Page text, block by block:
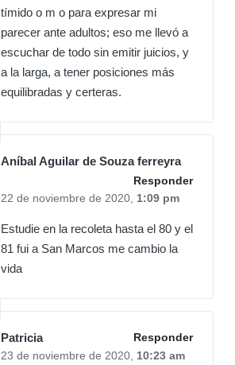
tímido o m o para expresar mi
parecer ante adultos; eso me llevó a
escuchar de todo sin emitir juicios, y
a la larga, a tener posiciones más
equilibradas y certeras.
Aníbal Aguilar de Souza ferreyra
Responder
22 de noviembre de 2020, 1:09 pm
Estudie en la recoleta hasta el 80 y el
81 fui a San Marcos me cambio la
vida
Patricia
Responder
23 de noviembre de 2020, 10:23 am